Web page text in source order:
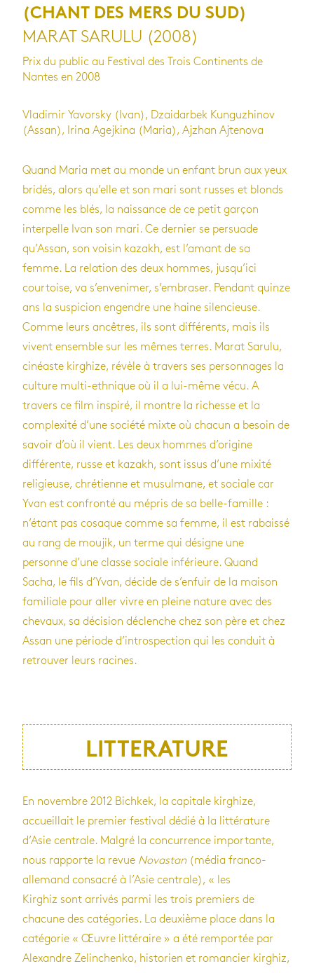
(CHANT DES MERS DU SUD)
MARAT SARULU (2008)
Prix du public au Festival des Trois Continents de
Nantes en 2008
Vladimir Yavorsky (Ivan), Dzaidarbek Kunguzhinov
(Assan), Irina Agejkina (Maria), Ajzhan Ajtenova
Quand Maria met au monde un enfant brun aux yeux
bridés, alors qu’elle et son mari sont russes et blonds
comme les blés, la naissance de ce petit garçon
interpelle Ivan son mari. Ce dernier se persuade
qu’Assan, son voisin kazakh, est l’amant de sa
femme. La relation des deux hommes, jusqu’ici
courtoise, va s’envenimer, s’embraser. Pendant quinze
ans la suspicion engendre une haine silencieuse.
Comme leurs ancêtres, ils sont différents, mais ils
vivent ensemble sur les mêmes terres. Marat Sarulu,
cinéaste kirghize, révèle à travers ses personnages la
culture multi-ethnique où il a lui-même vécu. A
travers ce film inspiré, il montre la richesse et la
complexité d’une société mixte où chacun a besoin de
savoir d’où il vient. Les deux hommes d’origine
différente, russe et kazakh, sont issus d’une mixité
religieuse, chrétienne et musulmane, et sociale car
Yvan est confronté au mépris de sa belle-famille :
n’étant pas cosaque comme sa femme, il est rabaissé
au rang de moujik, un terme qui désigne une
personne d’une classe sociale inférieure. Quand
Sacha, le fils d’Yvan, décide de s’enfuir de la maison
familiale pour aller vivre en pleine nature avec des
chevaux, sa décision déclenche chez son père et chez
Assan une période d’introspection qui les conduit à
retrouver leurs racines.
LITTERATURE
En novembre 2012 Bichkek, la capitale kirghize,
accueillait le premier festival dédié à la littérature
d’Asie centrale. Malgré la concurrence importante,
nous rapporte la revue Novastan(média franco-
allemand consacré à l’Asie centrale), « les
Kirghiz sont arrivés parmi les trois premiers de
chacune des catégories. La deuxième place dans la
catégorie « Œuvre littéraire » a été remportée par
Alexandre Zelinchenko, historien et romancier kirghiz,